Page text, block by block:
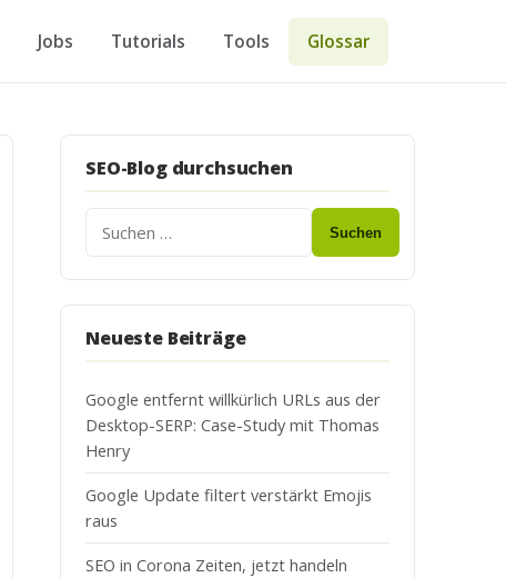
Jobs Tutorials Tools Glossar
SEO-Blog durchsuchen
Suchen
Neueste Beiträge
Google entfernt willkürlich URLs aus der
Desktop-SERP: Case-Study mit Thomas
Henry
Google Update filtert verstärkt Emojis
raus
SEO in Corona Zeiten, jetzt handeln